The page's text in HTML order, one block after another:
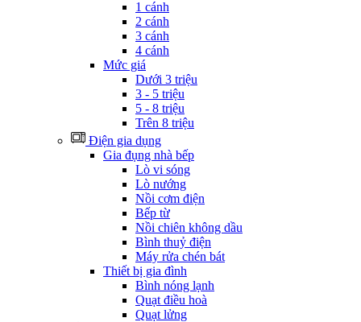
1 cánh
2 cánh
3 cánh
4 cánh
Mức giá
Dưới 3 triệu
3 - 5 triệu
5 - 8 triệu
Trên 8 triệu
Điện gia dụng
Gia đụng nhà bếp
Lò vi sóng
Lò nướng
Nồi cơm điện
Bếp từ
Nồi chiên không dầu
Bình thuỷ điện
Máy rửa chén bát
Thiết bị gia đình
Bình nóng lạnh
Quạt điều hoà
Quạt lửng